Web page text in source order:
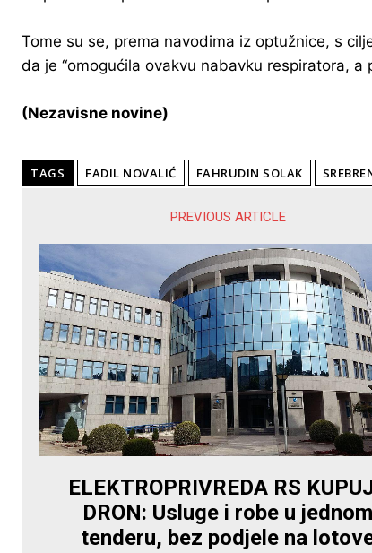
Tome su se, prema navodima iz optužnice, s
da je “omogućila ovakvu nabavku respiratora,
(Nezavisne novine)
TAGS FADIL NOVALIĆ FAHRUDIN SOLAK
PREVIOUS ARTICLE
ELEKTROPRIVREDA RS
DRON: Usluge i robe u jednom
tenderu, bez podjele na